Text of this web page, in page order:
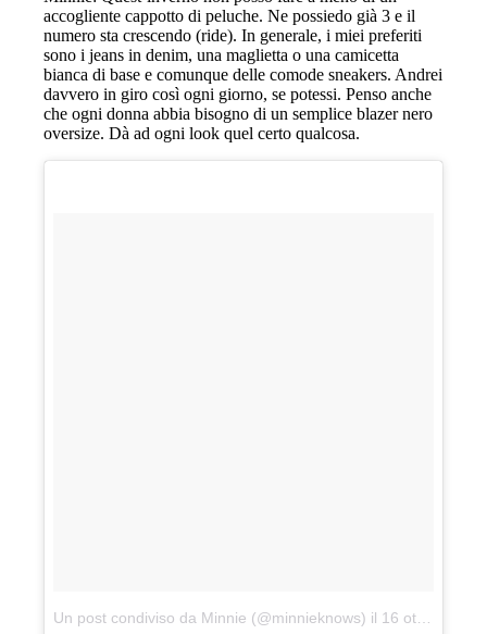
accogliente cappotto di peluche. Ne possiedo già 3 e il
numero sta crescendo (ride). In generale, i miei preferiti
sono i jeans in denim, una maglietta o una camicetta
bianca di base e comunque delle comode sneakers. Andrei
davvero in giro così ogni giorno, se potessi. Penso anche
che ogni donna abbia bisogno di un semplice blazer nero
oversize. Dà ad ogni look quel certo qualcosa.
Un post condiviso da Minnie (@minnieknows) il 16 ottobre 2017 alle 2:29 PDT